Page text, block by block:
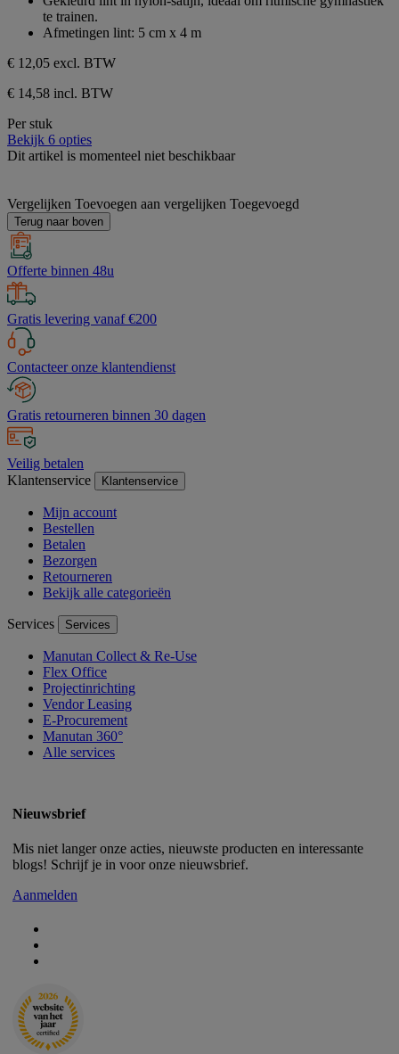
sterren.te trainen.
Afmetingen lint: 5 cm x 4 m
€ 12,05 excl. BTW
€ 14,58 incl. BTW
Per stuk
Bekijk 6 opties
Dit artikel is momenteel niet beschikbaar
Vergelijken Toevoegen aan vergelijken Toegevoegd
Terug naar boven
Offerte binnen 48u
Gratis levering vanaf €200
Contacteer onze klantendienst
Gratis retourneren binnen 30 dagen
Veilig betalen
Klantenservice
Klantenservice
Mijn account
Bestellen
Betalen
Bezorgen
Retourneren
Bekijk alle categorieën
Services Services
Manutan Collect & Re-Use
Flex Office
Projectinrichting
Vendor Leasing
E-Procurement
Manutan 360°
Alle services
Nieuwsbrief
Mis niet langer onze acties, nieuwste producten en interessante
blogs! Schrijf je in voor onze nieuwsbrief.
Aanmelden